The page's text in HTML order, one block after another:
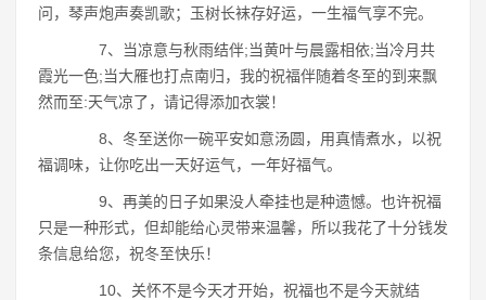
问，琴声炮声奏凯歌；玉树长袜存好运，一生福气享不完。
7、当凉意与秋雨结伴;当黄叶与晨露相依;当冷月共
霞光一色;当大雁也打点南归，我的祝福伴随着冬至的到来飘
然而至:天气凉了，请记得添加衣裳！
8、冬至送你一碗平安如意汤圆，用真情煮水，以祝
福调味，让你吃出一天好运气，一年好福气。
9、再美的日子如果没人牵挂也是种遗憾。也许祝福
只是一种形式，但却能给心灵带来温馨，所以我花了十分钱发
条信息给您，祝冬至快乐！
10、关怀不是今天才开始，祝福也不是今天就结